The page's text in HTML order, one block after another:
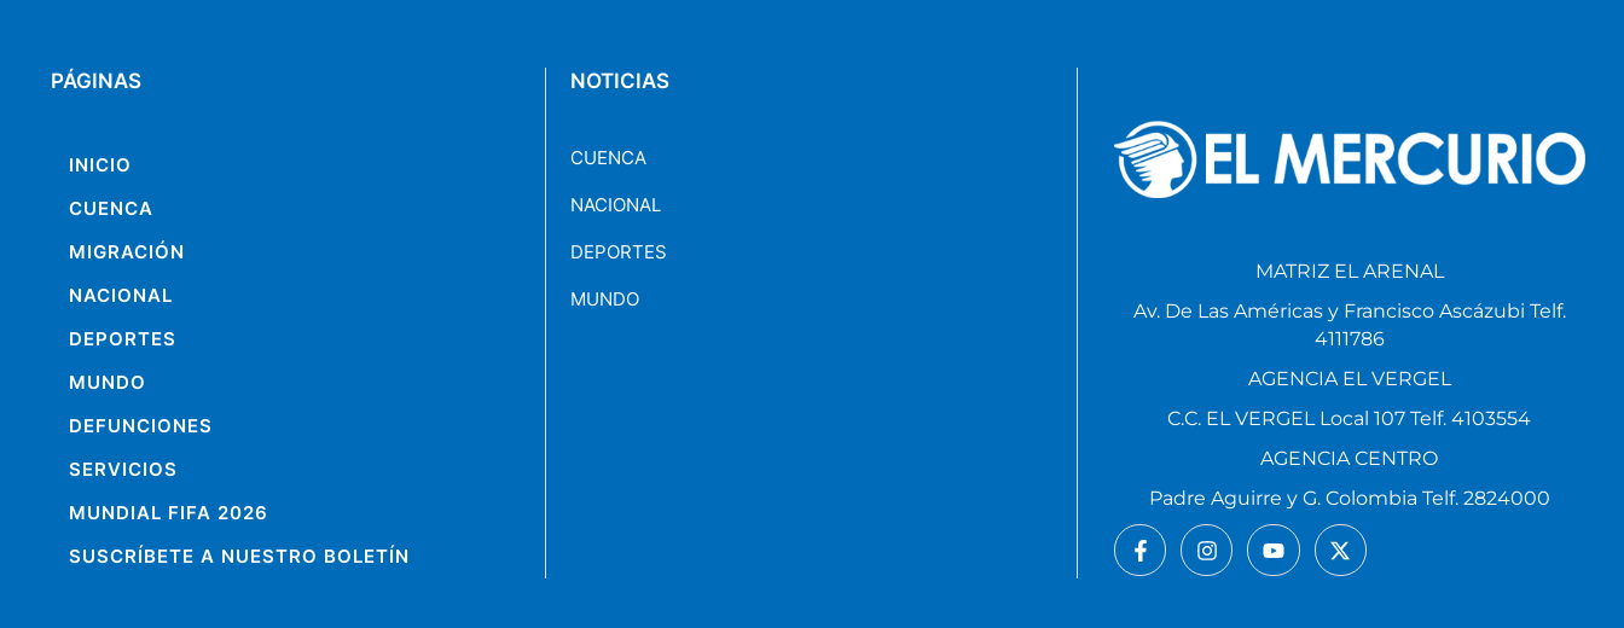
PÁGINAS
INICIO
CUENCA
MIGRACIÓN
NACIONAL
DEPORTES
MUNDO
DEFUNCIONES
SERVICIOS
MUNDIAL FIFA 2026
SUSCRÍBETE A NUESTRO BOLETÍN
NOTICIAS
CUENCA
NACIONAL
DEPORTES
MUNDO
MATRIZ EL ARENAL
Av. De Las Américas y Francisco Ascázubi Telf.
4111786
AGENCIA EL VERGEL
C.C. EL VERGEL Local 107 Telf. 4103554
AGENCIA CENTRO
Padre Aguirre y G. Colombia Telf. 2824000